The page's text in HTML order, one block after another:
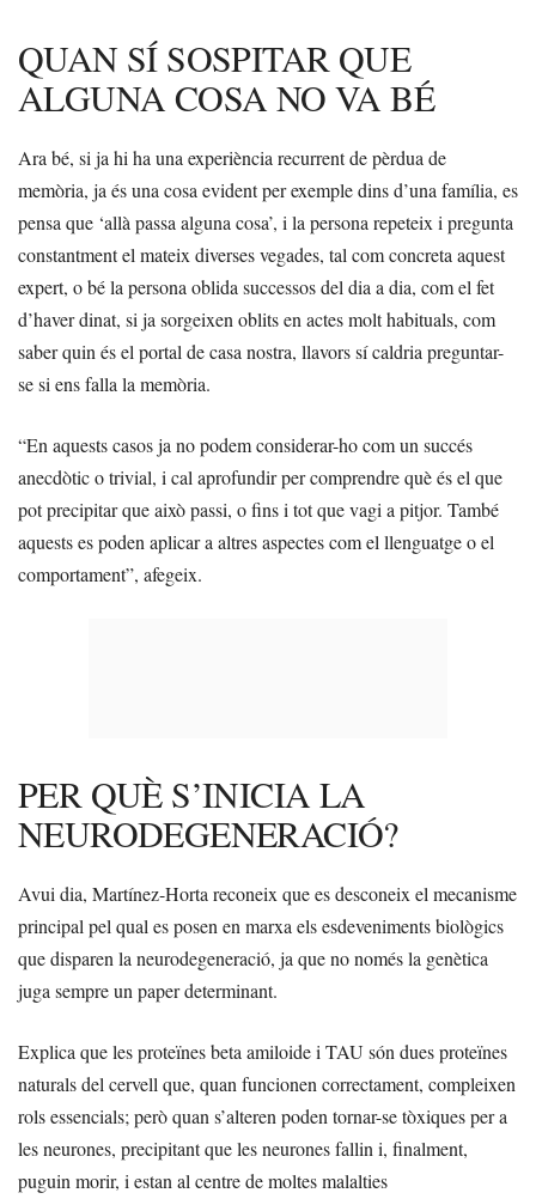
QUAN SÍ SOSPITAR QUE
ALGUNA COSA NO VA BÉ
Ara bé, si ja hi ha una experiència recurrent de pèrdua de
memòria, ja és una cosa evident per exemple dins d’una família, es
pensa que ‘allà passa alguna cosa’, i la persona repeteix i pregunta
constantment el mateix diverses vegades, tal com concreta aquest
expert, o bé la persona oblida successos del dia a dia, com el fet
d’haver dinat, si ja sorgeixen oblits en actes molt habituals, com
saber quin és el portal de casa nostra, llavors sí caldria preguntar-
se si ens falla la memòria.
“En aquests casos ja no podem considerar-ho com un succés
anecdòtic o trivial, i cal aprofundir per comprendre què és el que
pot precipitar que això passi, o fins i tot que vagi a pitjor. També
aquests es poden aplicar a altres aspectes com el llenguatge o el
comportament”, afegeix.
PER QUÈ S’INICIA LA
NEURODEGENERACIÓ?
Avui dia, Martínez-Horta reconeix que es desconeix el mecanisme
principal pel qual es posen en marxa els esdeveniments biològics
que disparen la neurodegeneració, ja que no només la genètica
juga sempre un paper determinant.
Explica que les proteïnes beta amiloide i TAU són dues proteïnes
naturals del cervell que, quan funcionen correctament, compleixen
rols essencials; però quan s’alteren poden tornar-se tòxiques per a
les neurones, precipitant que les neurones fallin i, finalment,
puguin morir, i estan al centre de moltes malalties